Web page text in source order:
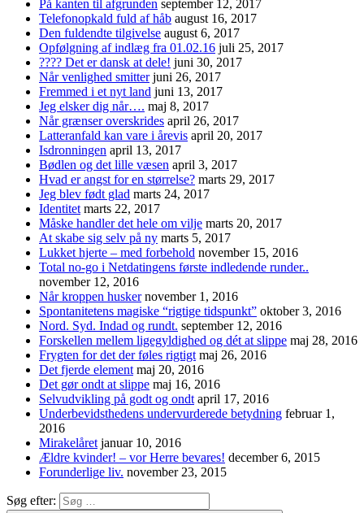
På kanten til afgrunden september 12, 2017
Telefonopkald fuld af håb august 16, 2017
Den fuldendte tilgivelse august 6, 2017
Opfølgning af indlæg fra 01.02.16 juli 25, 2017
???? Det er dansk at dele! juni 30, 2017
Når venlighed smitter juni 26, 2017
Fremmed i et nyt land juni 13, 2017
Jeg elsker dig når…. maj 8, 2017
Når grænser overskrides april 26, 2017
Latteranfald kan vare i årevis april 20, 2017
Isdronningen april 13, 2017
Bødlen og det lille væsen april 3, 2017
Hvad er angst for en størrelse? marts 29, 2017
Jeg blev født glad marts 24, 2017
Identitet marts 22, 2017
Måske handler det hele om vilje marts 20, 2017
At skabe sig selv på ny marts 5, 2017
Lukket hjerte – med forbehold november 15, 2016
Total no-go i Netdatingens første indledende runder..
november 12, 2016
Når kroppen husker november 1, 2016
Spontanitetens magiske “rigtige tidspunkt” oktober 3, 2016
Nord. Syd. Indad og rundt. september 12, 2016
Forskellen mellem ligegyldighed og dét at slippe maj 28, 2016
Frygten for det der føles rigtigt maj 26, 2016
Det fjerde element maj 20, 2016
Det gør ondt at slippe maj 16, 2016
Selvudvikling på godt og ondt april 17, 2016
Underbevidsthedens undervurderede betydning februar 1,
2016
Mirakelåret januar 10, 2016
Ældre kvinder! – vor Herre bevares! december 6, 2015
Forunderlige liv. november 23, 2015
Søg efter: